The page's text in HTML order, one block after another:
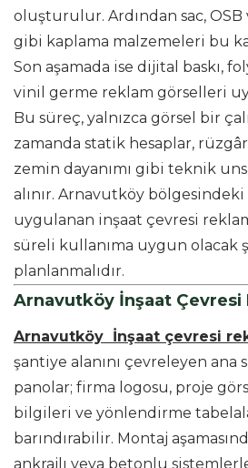
oluşturulur. Ardından sac, OSB
gibi kaplama malzemeleri bu
Son aşamada ise dijital baskı,
vinil germe reklam görselleri
Bu süreç, yalnızca görsel bir
zamanda statik hesaplar,
zemin dayanımı gibi teknik
alınır. Arnavutköy
uygulanan inşaat çevresi
süreli kullanıma uygun olacak
planlanmalıdır.
Arnavutköy İnşaat Çevresi
Arnavutköy İnşaat çevresi
şantiye alanını çevreleyen ana
panolar; firma logosu, proje
bilgileri ve yönlendirme
barındırabilir. Montaj
ankrajlı veya betonlu